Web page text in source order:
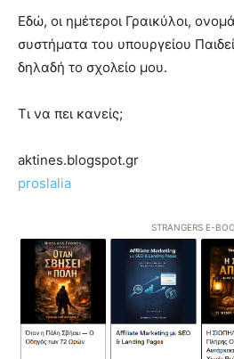
Εδώ, οι ημέτεροι Γραικύλοι,
συστήματα του υπουργείου
δηλαδή το σχολείο μου.
Τι να πει κανείς;
aktines.blogspot.gr
proslalia
STRANGERS E-